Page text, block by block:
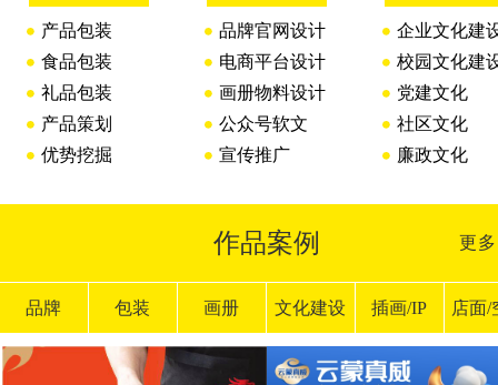
产品包装
食品包装
礼品包装
产品策划
优势挖掘
品牌官网设计
电商平台设计
画册物料设计
公众号软文
宣传推广
企业文化建
校园文化建
党建文化
社区文化
廉政文化
作品案例 更
品牌 包装 画册 文化建设 插画/IP 店面/